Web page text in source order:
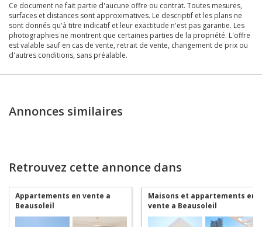
Ce document ne fait partie d'aucune offre ou contrat. Toutes mesures,
surfaces et distances sont approximatives. Le descriptif et les plans ne
sont donnés qu'à titre indicatif et leur exactitude n'est pas garantie. Les
photographies ne montrent que certaines parties de la propriété. L'offre
est valable sauf en cas de vente, retrait de vente, changement de prix ou
d'autres conditions, sans préalable.
Annonces similaires
Retrouvez cette annonce dans
Appartements en vente a
Beausoleil
Maisons et appartements en
vente a Beausoleil